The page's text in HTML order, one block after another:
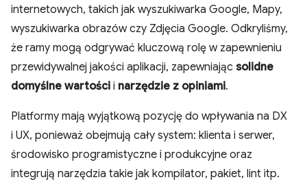
internetowych, takich jak wyszukiwarka Google, Mapy,
wyszukiwarka obrazów czy Zdjęcia Google. Odkryliśmy,
że ramy mogą odgrywać kluczową rolę w zapewnieniu
przewidywalnej jakości aplikacji, zapewniając solidne
domyślne wartości i narzędzie z opiniami.
Platformy mają wyjątkową pozycję do wpływania na DX
i UX, ponieważ obejmują cały system: klienta i serwer,
środowisko programistyczne i produkcyjne oraz
integrują narzędzia takie jak kompilator, pakiet, lint itp.